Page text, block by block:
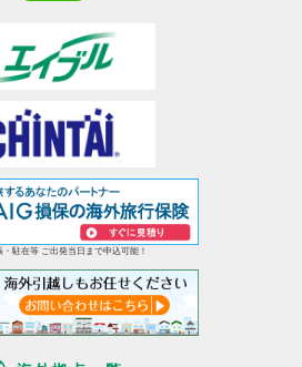
・駐在等 ご出発当日まで申込可能！